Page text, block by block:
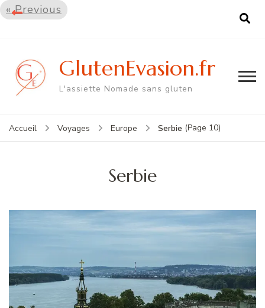
GlutenEvasion.fr
L'assiette Nomade sans gluten
Accueil Voyages Europe Serbie (Page 10)
Serbie
« Previous